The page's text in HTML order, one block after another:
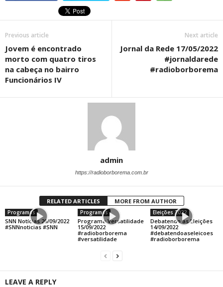
Previous article
Jovem é encontrado
morto com quatro tiros
na cabeça no bairro
Funcionários IV
Next article
Jornal da Rede 17/05/2022
#jornaldarede
#radioborborema
admin
https://radioborborema.com.br
RELATED ARTICLES MORE FROM AUTHOR
Programas
SNN Notícias 20/09/2022
#SNNnoticias #SNN
Programas
Programa Versatilidade
15/09/2022
#radioborborema
#versatilidade
Eleições 2022
Debatendo as Eleições
14/09/2022
#debatendoaseleicoes
#radioborborema
LEAVE A REPLY